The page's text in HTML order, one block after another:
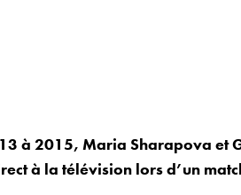
à 2015, Maria Sharapova et
à la télévision lors d’un